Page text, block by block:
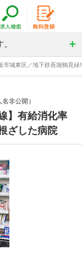
市城東区／地下鉄長堀鶴見
非公開）
】有給消化率
ざした病院